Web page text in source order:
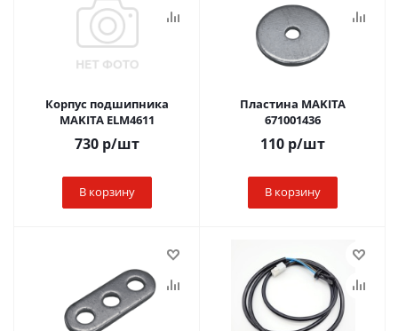
Корпус подшипника
MAKITA ELM4611
730 р/шт
В корзину
Пластина MAKITA
671001436
110 р/шт
В корзину